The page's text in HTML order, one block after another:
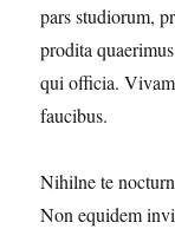
pars studiorum,
prodita
qui officia.
faucibus.
Nihilne te
Non equidem